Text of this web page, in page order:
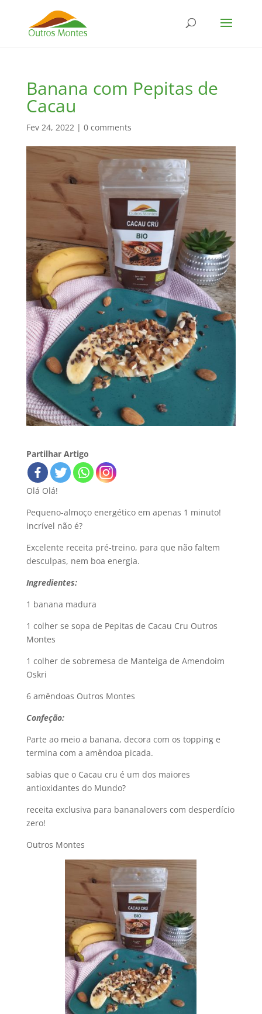
Banana com Pepitas de
Cacau
Fev 24, 2022| 0 comments
Partilhar Artigo
Olá Olá!
Pequeno-almoço energético em apenas 1 minuto!
incrível não é?
Excelente receita pré-treino, para que não faltem
desculpas, nem boa energia.
Ingredientes:
1 banana madura
1 colher se sopa de Pepitas de Cacau Cru Outros
Montes
1 colher de sobremesa de Manteiga de Amendoim
Oskri
6 amêndoas Outros Montes
Confeção:
Parte ao meio a banana, decora com os topping e
termina com a amêndoa picada.
sabias que o Cacau cru é um dos maiores
antioxidantes do Mundo?
receita exclusiva para bananalovers com desperdício
zero!
Outros Montes